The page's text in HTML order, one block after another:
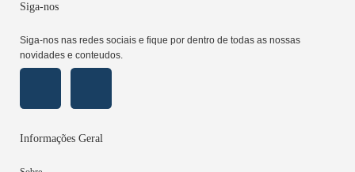
Siga-nos
Siga-nos nas redes sociais e fique por dentro de todas as nossas
novidades e conteudos.
Informações Geral